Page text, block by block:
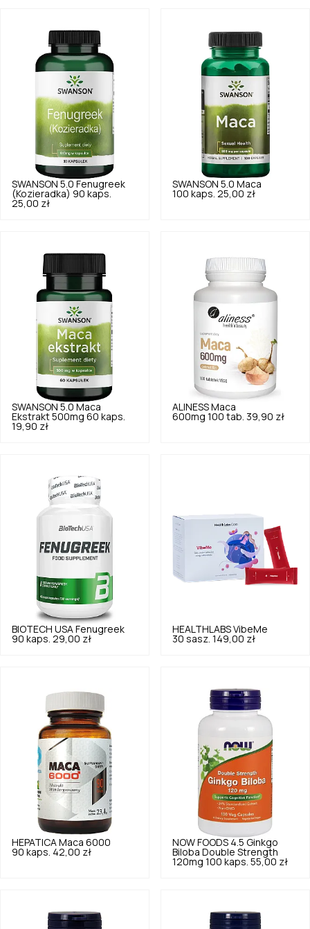
SWANSON 5.0 Fenugreek
(Kozieradka) 90 kaps.
25,00 zł
SWANSON 5.0 Maca
100 kaps. 25,00 zł
SWANSON 5.0 Maca
Ekstrakt 500mg 60 kaps.
19,90 zł
ALINESS Maca
600mg 100 tab. 39,90 zł
BIOTECH USA Fenugreek
90 kaps. 29,00 zł
HEALTHLABS VibeMe
30 sasz. 149,00 zł
HEPATICA Maca 6000
90 kaps. 42,00 zł
NOW FOODS 4.5 Ginkgo
Biloba Double Strength
120mg 100 kaps. 55,00 zł